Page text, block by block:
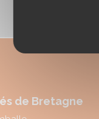
de Bretagne